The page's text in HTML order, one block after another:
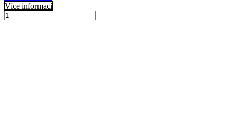
Více informací
1KDFF0065